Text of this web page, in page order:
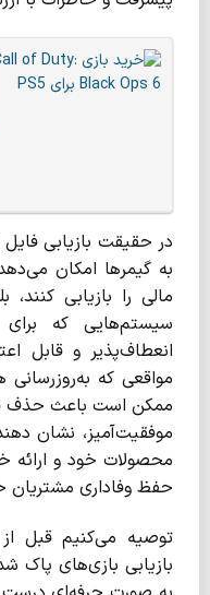
به گیمرها امکان
مالی را بازیابی
سیستم‌هایی که
انعطاف‌پذیر و قابل
مواقعی که
ممکن است باعث حذف
موفقیت‌آمیز، نشان
محصولات خود و
حفظ وفاداری
توصیه می‌کنیم قبل از
بازیابی بازی‌های پاک